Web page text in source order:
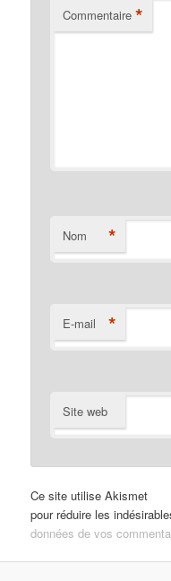
Commentaire *
Nom *
E-mail *
Site web
Ce site utilise Akismet
pour réduire les
données de vos